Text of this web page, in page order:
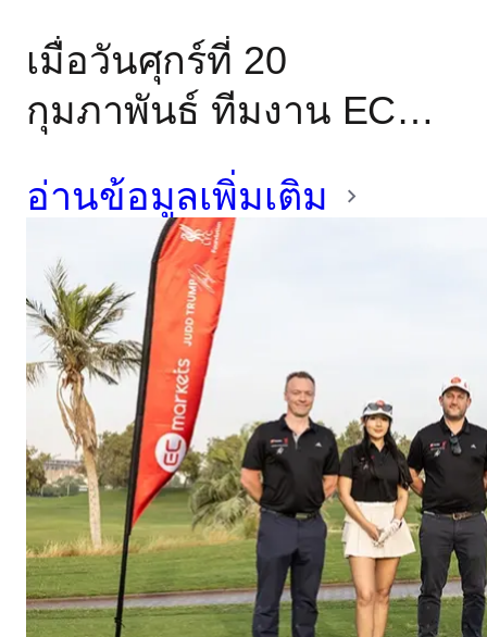
เมื่อวันศุกร์ที่ 20
กุมภาพันธ์ ทีมงาน EC
Markets ได้เข้าร่วมกับ
Limassol Reds และ
William’s Dog Shelter ใน
กิจกรรม CSR ที่มุ่งเน้น
การมีส่วนร่วมกับชุมชน
และสวัสดิภาพสัตว์ นอก
เหนือจากการสนับสนุน
ด้านการเงินเพื่อช่วยเหลือ
งานอย่างต่อเนื่องของศูนย์
พักพิงแล้ว ทั้งสองทีมยังได้
อ่านข้อมูลเพิ่มเติม